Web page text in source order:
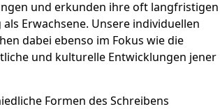
und erkunden ihre oft langfristigen
Erwachsene. Unsere individuellen
dabei ebenso im Fokus wie die
und kulturelle Entwicklungen jener
Formen des Schreibens